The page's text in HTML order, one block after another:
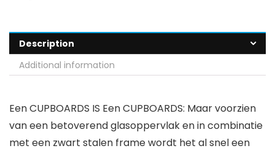
Description
Additional information
Een CUPBOARDS IS Een CUPBOARDS: Maar voorzien
van een betoverend glasoppervlak en in combinatie
met een zwart stalen frame wordt het al snel een